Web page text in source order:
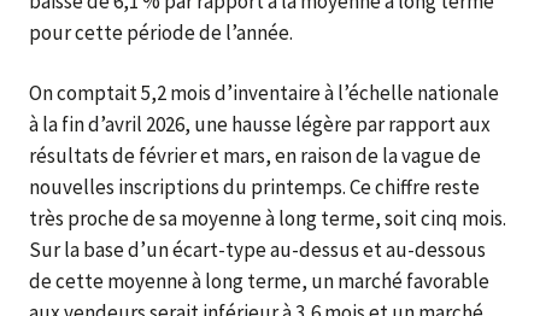
pour cette période de l’année.
On comptait 5,2 mois d’inventaire à l’échelle nationale
à la fin d’avril 2026, une hausse légère par rapport aux
résultats de février et mars, en raison de la vague de
nouvelles inscriptions du printemps. Ce chiffre reste
très proche de sa moyenne à long terme, soit cinq mois.
Sur la base d’un écart-type au-dessus et au-dessous
de cette moyenne à long terme, un marché favorable